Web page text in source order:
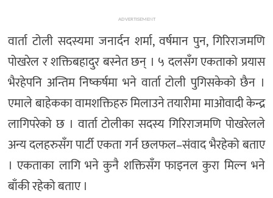
ADVERTISEMENT
वार्ता टोली सदस्यमा जनार्दन शर्मा, वर्षमान पुन, गिरिराजमणि
पोखरेल र शक्तिबहादुर बस्नेत छन् । ५ दलसँग एकताको प्रयास
भैरहेपनि अन्तिम निष्कर्षमा भने वार्ता टोली पुगिसकेको छैन ।
एमाले बाहेकका वामशक्तिहरु मिलाउने तयारीमा माओवादी केन्द्र
लागिपरेको छ । वार्ता टोलीका सदस्य गिरिराजमणि पोखरेलले
अन्य दलहरुसँग पार्टी एकता गर्न छलफल–संवाद भैरहेको बताए
। एकताका लागि भने कुनै शक्तिसँग फाइनल कुरा मिल्न भने
बाँकी रहेको बताए ।